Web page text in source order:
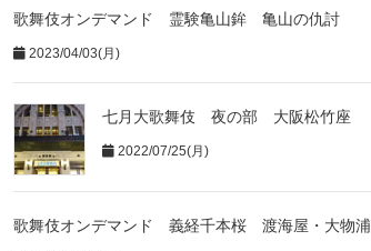
歌舞伎オンデマンド 霊験亀山鉾 亀山の仇討
2023/04/03(月)
七月大歌舞伎 夜の部 大阪松竹座
2022/07/25(月)
歌舞伎オンデマンド 義経千本桜 渡海屋・大物浦